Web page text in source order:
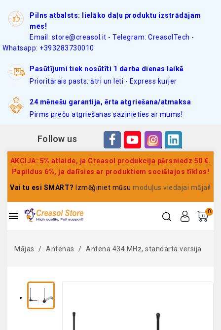
Pilns atbalsts: lielāko daļu produktu izstrādājam
mēs!
Email: store@creasol.it - Telegram: CreasolTech -
Whatsapp: +393283730010
Pasūtījumi tiek nosūtīti 1 darba dienas laikā
Prioritārais pasts: ātri un lēti - Express kurjer
24 mēnešu garantija, ērta atgriešana/atmaksa
Pirms preču atgriešanas sazinieties ar mums!
Follow us
AKCIJA: 5% atlaide, ja Creasol produkcija pārsniedz 50 €.
Papildus 6%, ja dalīsies ar produktiem sociālajos tīklos!
Vai tu esi SMART?
Izmēģiniet mūsumoduļus viedajai mājai!
0

Mājas Antenas Antena 434 MHz, standarta versija